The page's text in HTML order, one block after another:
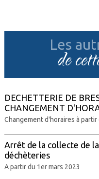
Les
de
DECHETTERIE DE
CHANGEMENT
Changement d'horaires à
Arrêt de la collecte de
déchèteries
A partir du 1er mars 2023